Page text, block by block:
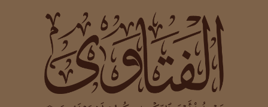
العالم طريقة البحث